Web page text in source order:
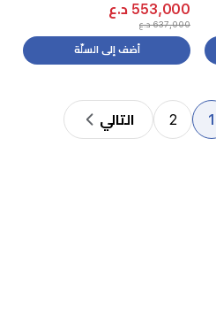
553,000 د.ع
637,000 د.ع
أضف إلى السلّة
1
2 التالي